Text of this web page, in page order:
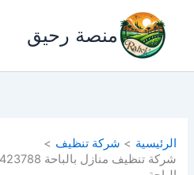
المحتوى
منصة رحيق
الرئيسية
شركة تنظيف